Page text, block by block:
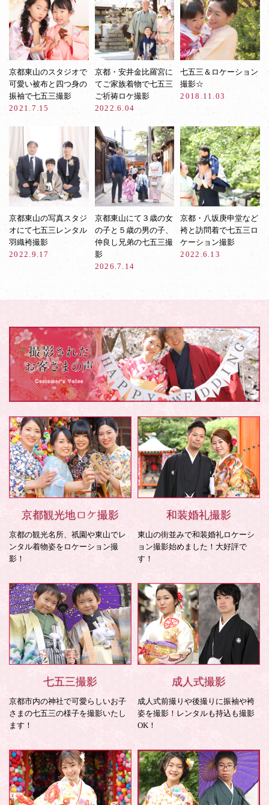
京都東山のスタジオで
可愛い被布と四つ身の
振袖で七五三撮影
2021.7.15
京都・安井金比羅宮に
てご家族着物で七五三
ご祈祷ロケ撮影
2022.6.04
七五三＆ロケーション
撮影☆
2018.11.03
京都東山の写真スタジ
オにて七五三レンタル
羽織袴撮影
2022.9.17
京都東山にて３歳の女
の子と５歳の男の子、
仲良し兄弟の七五三撮
影
2026.7.14
京都・八坂庚申堂など
袴と訪問着で七五三ロ
ケーション撮影
2022.6.13
京都観光地ロケ撮影
京都の観光名所、祇園や東山でレ
ンタル着物姿をロケーション撮
影！
和装婚礼撮影
東山の街並みで和装婚礼ロケーシ
ョン撮影始めました！大好評で
す！
七五三撮影
京都市内の神社で可愛らしいお子
さまの七五三の様子を撮影いたし
ます！
成人式撮影
成人式前撮りや後撮りに振袖や袴
姿を撮影！レンタルも持込も撮影
OK！